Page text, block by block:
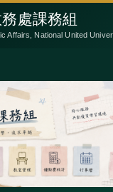
處課務組
Affairs, National United